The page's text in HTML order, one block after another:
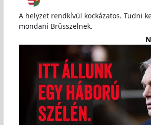
A helyzet rendkívül kockázatos. Tudni
mondani Brüsszelnek.